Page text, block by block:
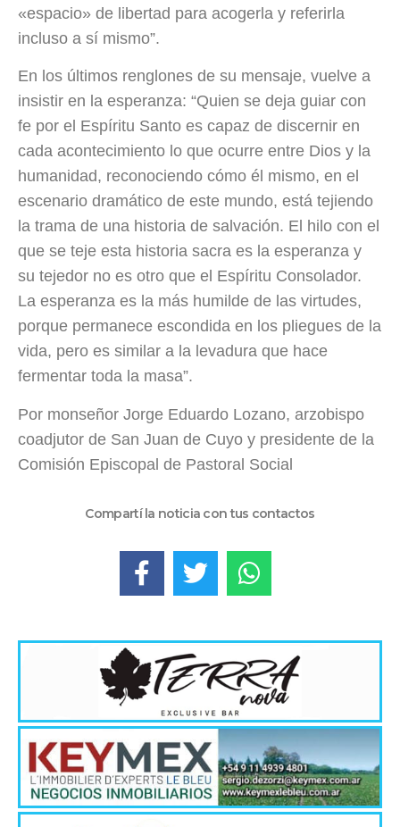
«espacio» de libertad para acogerla y referirla
incluso a sí mismo”.
En los últimos renglones de su mensaje, vuelve a
insistir en la esperanza: “Quien se deja guiar con
fe por el Espíritu Santo es capaz de discernir en
cada acontecimiento lo que ocurre entre Dios y la
humanidad, reconociendo cómo él mismo, en el
escenario dramático de este mundo, está tejiendo
la trama de una historia de salvación. El hilo con el
que se teje esta historia sacra es la esperanza y
su tejedor no es otro que el Espíritu Consolador.
La esperanza es la más humilde de las virtudes,
porque permanece escondida en los pliegues de la
vida, pero es similar a la levadura que hace
fermentar toda la masa”.
Por monseñor Jorge Eduardo Lozano, arzobispo
coadjutor de San Juan de Cuyo y presidente de la
Comisión Episcopal de Pastoral Social
Compartí la noticia con tus contactos